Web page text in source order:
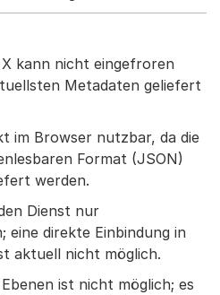
kann nicht eingefroren
Metadaten geliefert
im Browser nutzbar, da die
Format (JSON)
werden.
Dienst nur
eine direkte Einbindung in
aktuell nicht möglich.
ist nicht möglich; es